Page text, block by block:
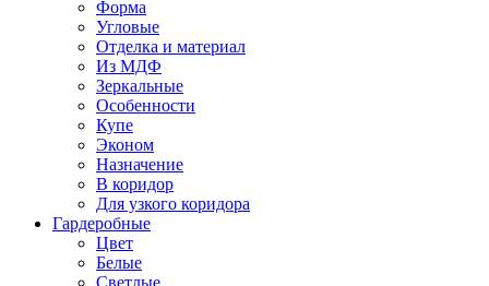
Форма
Угловые
Отделка и материал
Из МДФ
Зеркальные
Особенности
Купе
Эконом
Назначение
В коридор
Для узкого коридора
Гардеробные
Цвет
Белые
Светлые